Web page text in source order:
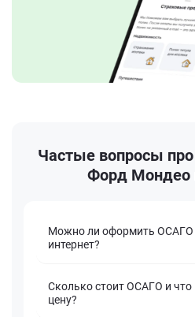
Частые вопросы
Форд Мондео
Можно ли оформить ОСАГО
интернет?
Сколько стоит ОСАГО и что
цену?